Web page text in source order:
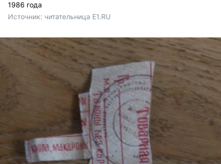
1986 года
Источник: читательница E1.RU